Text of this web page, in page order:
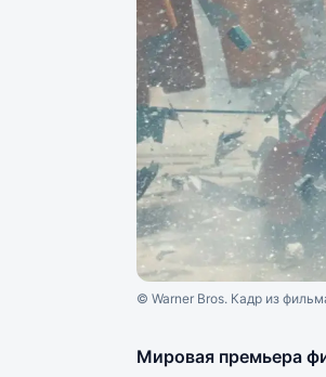
© Warner Bros. Кадр из
Мировая премьера